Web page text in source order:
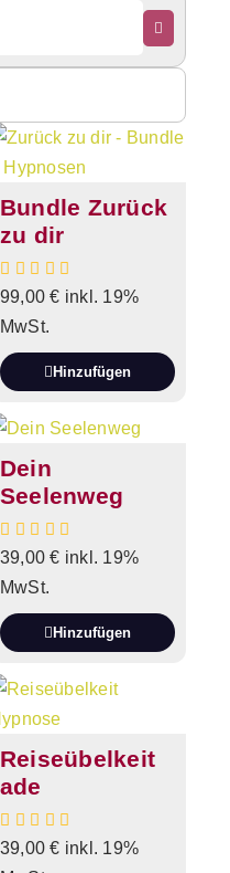
Bundle Zurück
zu dir
99,00€ inkl. 19%
MwSt.
Hinzufügen
Dein
Seelenweg
39,00€ inkl. 19%
MwSt.
Hinzufügen
Reiseübelkeit
ade
39,00€ inkl. 19%